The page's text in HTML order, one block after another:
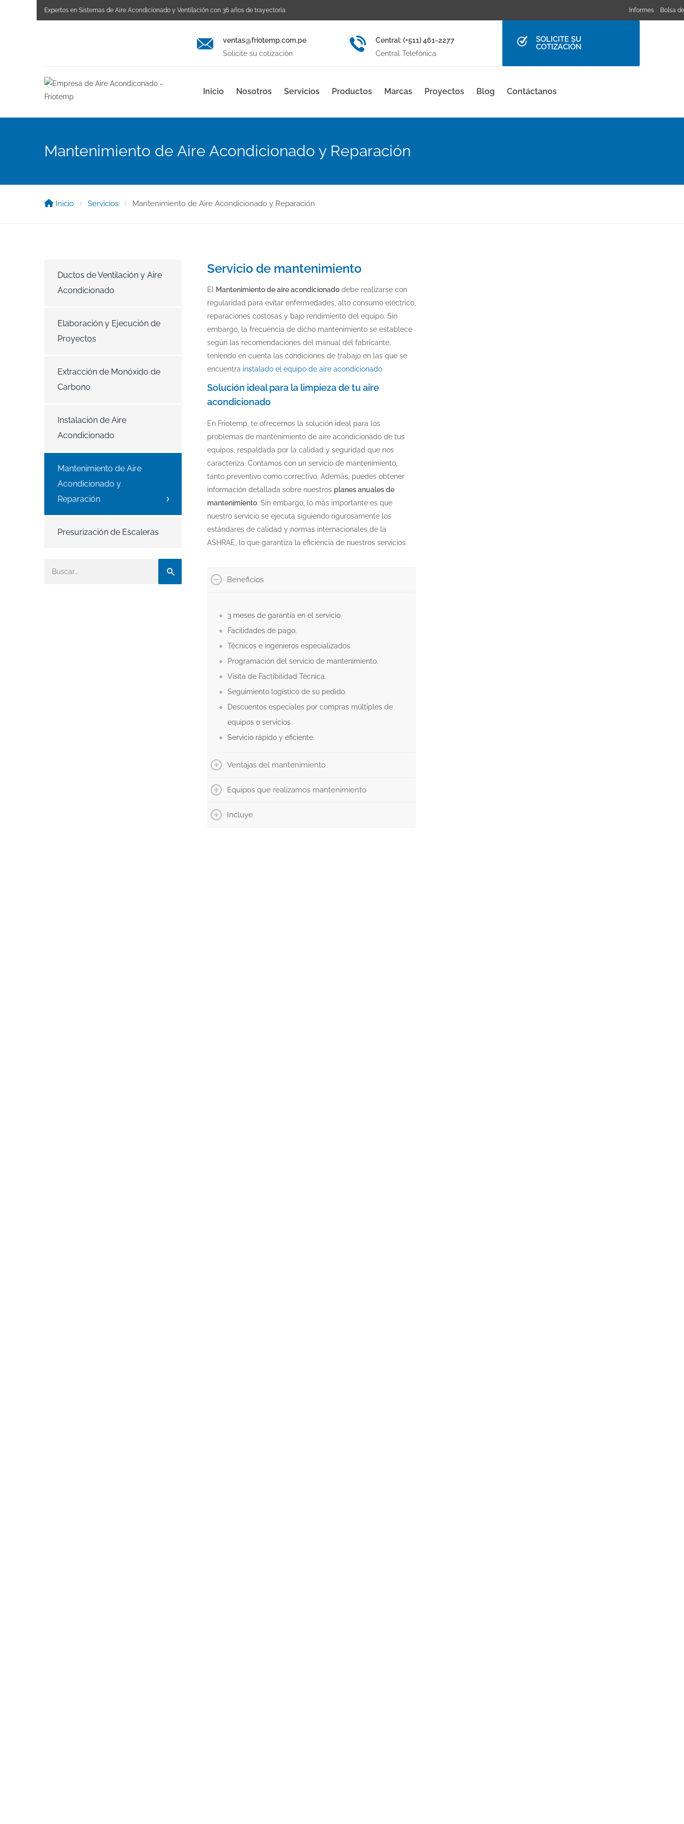
Expertos en Sistemas de Aire Acondicionado y Ventilación con 36 años de trayectoria. Bolsa
Informes
ventas@friotemp.com.pe
Solicite su cotización
Central: (+511) 461-2277
Central Telefónica
SOLICITE SU
COTIZACIÓN
Inicio Nosotros Servicios Productos Marcas Proyectos Blog Contáctanos
Mantenimiento de Aire Acondicionado y Reparación
Inicio Servicios Mantenimiento de Aire Acondicionado y Reparación
Ductos de Ventilación y Aire
Acondicionado
Elaboración y Ejecución de
Proyectos
Extracción de Monóxido de
Carbono
Instalación de Aire
Acondicionado
Mantenimiento de Aire
Acondicionado y
Reparación
Presurización de Escaleras
Servicio de mantenimiento
El Mantenimiento de aire acondicionado debe realizarse con
regularidad para evitar enfermedades, alto consumo eléctrico,
reparaciones costosas y bajo rendimiento del equipo. Sin
embargo, la frecuencia de dicho mantenimiento se establece
según las recomendaciones del manual del fabricante,
teniendo en cuenta las condiciones de trabajo en las que se
encuentra instalado el equipo de aire acondicionado.
Solución ideal para la limpieza de tu aire
acondicionado
En Friotemp, te ofrecemos la solución ideal para los
problemas de mantenimiento de aire acondicionado de tus
equipos, respaldada por la calidad y seguridad que nos
caracteriza. Contamos con un servicio de mantenimiento,
tanto preventivo como correctivo. Además, puedes obtener
información detallada sobre nuestros planes anuales de
mantenimiento. Sin embargo, lo más importante es que
nuestro servicio se ejecuta siguiendo rigurosamente los
estándares de calidad y normas internacionales de la
ASHRAE, lo que garantiza la eficiencia de nuestros servicios.
Beneficios
3 meses de garantía en el servicio.
Facilidades de pago.
Técnicos e ingenieros especializados.
Programación del servicio de mantenimiento.
Visita de Factibilidad Técnica.
Seguimiento logístico de su pedido.
Descuentos especiales por compras múltiples de
equipos o servicios.
Servicio rápido y eficiente.
Ventajas del mantenimiento
Equipos que realizamos mantenimiento
Incluye